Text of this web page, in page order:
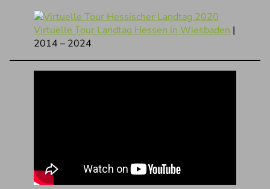
Virtuelle Tour Landtag Hessen in Wiesbaden |
2014 – 2024